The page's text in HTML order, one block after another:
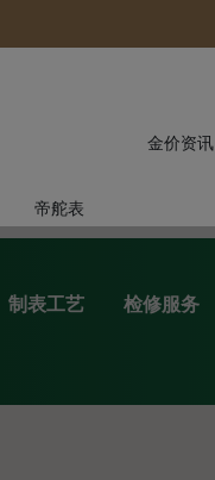
金价资讯
帝舵表
制表工艺 检修服务